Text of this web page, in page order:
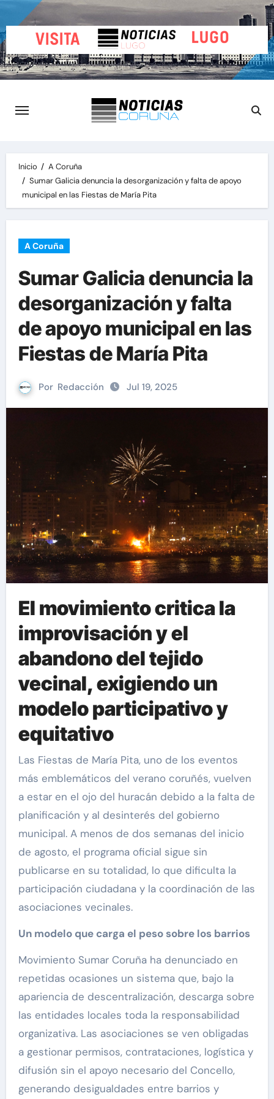
al
contenido
Inicio
A Coruña
Sumar Galicia denuncia la desorganización y falta de apoyo
municipal en las Fiestas de María Pita
A Coruña
Sumar Galicia denuncia la
desorganización y falta
de apoyo municipal en las
Fiestas de María Pita
Por Redacción Jul 19, 2025
El movimiento critica la
improvisación y el
abandono del tejido
vecinal, exigiendo un
modelo participativo y
equitativo
Las Fiestas de María Pita, uno de los eventos
más emblemáticos del verano coruñés, vuelven
a estar en el ojo del huracán debido a la falta de
planificación y al desinterés del gobierno
municipal. A menos de dos semanas del inicio
de agosto, el programa oficial sigue sin
publicarse en su totalidad, lo que dificulta la
participación ciudadana y la coordinación de las
asociaciones vecinales.
Un modelo que carga el peso sobre los barrios
Movimiento Sumar Coruña ha denunciado en
repetidas ocasiones un sistema que, bajo la
apariencia de descentralización, descarga sobre
las entidades locales toda la responsabilidad
organizativa. Las asociaciones se ven obligadas
a gestionar permisos, contrataciones, logística y
difusión sin el apoyo necesario del Concello,
generando desigualdades entre barrios y